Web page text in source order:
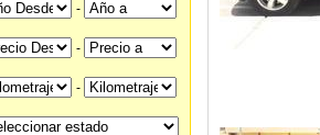
-
-
-